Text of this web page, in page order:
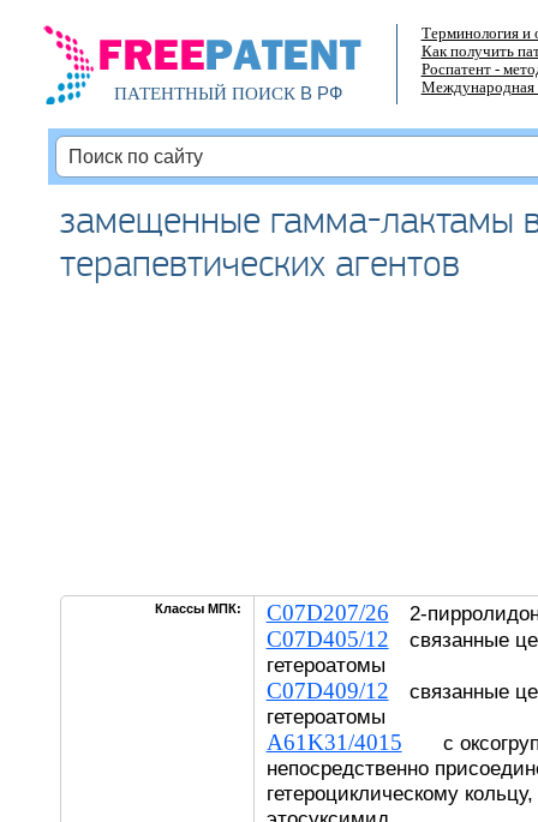
ПАТЕНТНЫЙ ПОИСКВ РФ
Терминология и
Как получить
Роспатент -
Международная
замещенные гамма-лактамы
терапевтических агентов
Классы МПК: C07D207/26 2-
C07D405/12 связанные
гетероатомы
C07D409/12 связанные
гетероатомы
A61K31/4015 с
непосредственно
гетероциклическому